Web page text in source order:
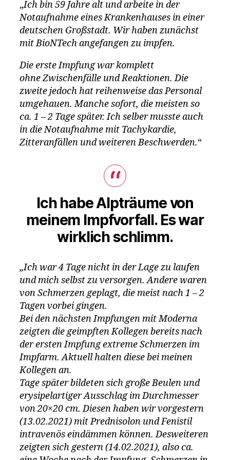
„Ich bin 59 Jahre alt und arbeite in der
Notaufnahme eines Krankenhauses in einer
deutschen Großstadt. Wir haben zunächst
mit BioNTech angefangen zu impfen.
Die erste Impfung war komplett
ohne Zwischenfälle und Reaktionen. Die
zweite jedoch hat reihenweise das Personal
umgehauen. Manche sofort, die meisten so
ca. 1 – 2 Tage später. Ich selber musste auch
in die Notaufnahme mit Tachykardie,
Zitteranfällen und weiteren Beschwerden.“
Ich habe Alpträume von
meinem Impfvorfall. Es war
wirklich schlimm.
„Ich war 4 Tage nicht in der Lage zu laufen
und mich selbst zu versorgen. Andere waren
von Schmerzen geplagt, die meist nach 1 – 2
Tagen vorbei gingen.
Bei den nächsten Impfungen mit Moderna
zeigten die geimpften Kollegen bereits nach
der ersten Impfung extreme Schmerzen im
Impfarm. Aktuell halten diese bei meinen
Kollegen an.
Tage später bildeten sich große Beulen und
erysipelartiger Ausschlag im Durchmesser
von 20×20 cm. Diesen haben wir vorgestern
(13.02.2021) mit Prednisolon und Fenistil
intravenös eindämmen können. Desweiteren
zeigten sich gestern (14.02.2021), also ca.